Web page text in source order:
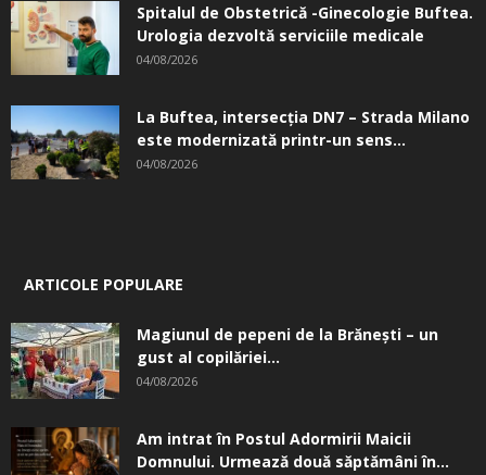
Spitalul de Obstetrică -Ginecologie Buftea.
Urologia dezvoltă serviciile medicale
04/08/2026
La Buftea, intersecţia DN7 – Strada Milano
este modernizată printr-un sens...
04/08/2026
ARTICOLE POPULARE
Magiunul de pepeni de la Brăneşti – un
gust al copilăriei...
04/08/2026
Am intrat în Postul Adormirii Maicii
Domnului. Urmează două săptămâni în...